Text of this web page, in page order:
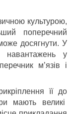
культурою,
поперечний
досягнути. У
навантажень у
м’язів і
її до
мають великі